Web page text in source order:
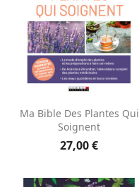
Ma Bible Des Plantes Qui
Soignent
27,00 €